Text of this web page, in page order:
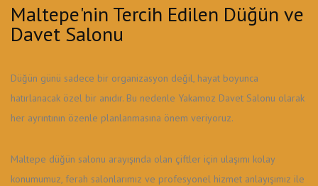
Maltepe'nin Tercih Edilen Düğün ve
Davet Salonu
Düğün günü sadece bir organizasyon değil, hayat boyunca
hatırlanacak özel bir anıdır. Bu nedenle Yakamoz Davet Salonu olarak
her ayrıntının özenle planlanmasına önem veriyoruz.
Maltepe düğün salonu arayışında olan çiftler için ulaşımı kolay
konumumuz, ferah salonlarımız ve profesyonel hizmet anlayışımız ile